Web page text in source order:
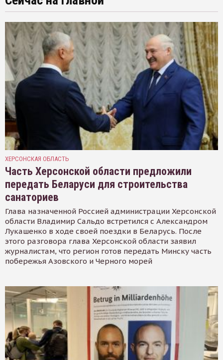
ХЕРСОНСКАЯ ОБЛАСТЬ
Часть Херсонской области предложили
передать Беларуси для строительства
санаториев
Глава назначенной Россией администрации Херсонской
области Владимир Сальдо встретился с Александром
Лукашенко в ходе своей поездки в Беларусь. После
этого разговора глава Херсонской области заявил
журналистам, что регион готов передать Минску часть
побережья Азовского и Черного морей